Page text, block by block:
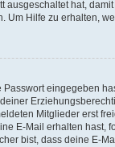
hat,
Um Hilfe zu erhalten,
eingegeben
Mitglieder erst
E-Mail erhalten
bist, dass deine E-